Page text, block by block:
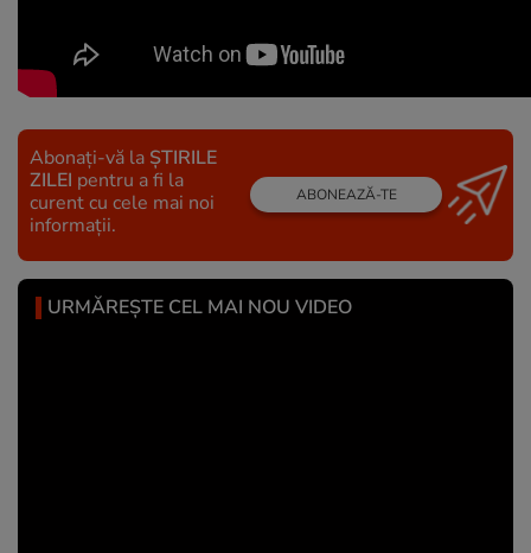
Abonați-vă la ȘTIRILE
ZILEI pentru a fi la
curent cu cele mai noi
informații.
ABONEAZĂ-TE
URMĂREȘTE CEL MAI NOU VIDEO